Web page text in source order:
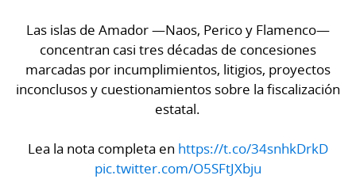
Las islas de Amador —Naos, Perico y Flamenco—
concentran casi tres décadas de concesiones
marcadas por incumplimientos, litigios, proyectos
inconclusos y cuestionamientos sobre la fiscalización
estatal.
Lea la nota completa en https://t.co/34snhkDrkD
pic.twitter.com/O5SFtJXbju